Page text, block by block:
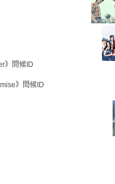
》問候ID
》問候ID